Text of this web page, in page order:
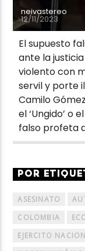
neivastereo
12/11/2023
El supuesto
ante la
violento con
servil y porte
Camilo
el ‘Ungido’ o
falso profeta
POR
ASESINATO
COLOMBIA
EJERCITO